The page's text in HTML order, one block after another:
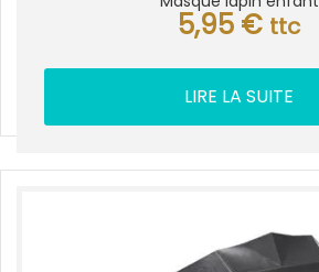
5,95 € ttc
LIRE LA SUITE